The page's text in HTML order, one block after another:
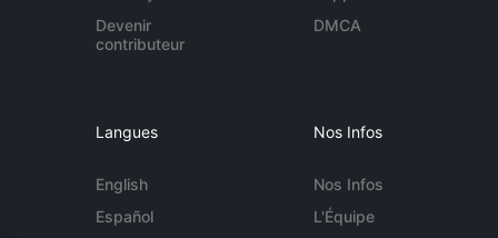
Devenir
contributeur
DMCA
Langues
English
Español
Nos Infos
Nos Infos
L'Équipe